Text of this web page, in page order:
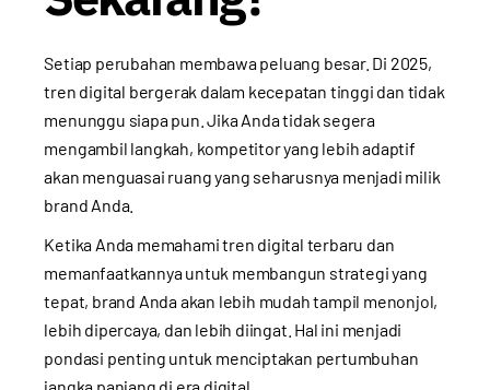
Setiap perubahan membawa peluang besar. Di 2025,
tren digital bergerak dalam kecepatan tinggi dan tidak
menunggu siapa pun. Jika Anda tidak segera
mengambil langkah, kompetitor yang lebih adaptif
akan menguasai ruang yang seharusnya menjadi milik
brand Anda.
Ketika Anda memahami tren digital terbaru dan
memanfaatkannya untuk membangun strategi yang
tepat, brand Anda akan lebih mudah tampil menonjol,
lebih dipercaya, dan lebih diingat. Hal ini menjadi
pondasi penting untuk menciptakan pertumbuhan
jangka panjang di era digital.